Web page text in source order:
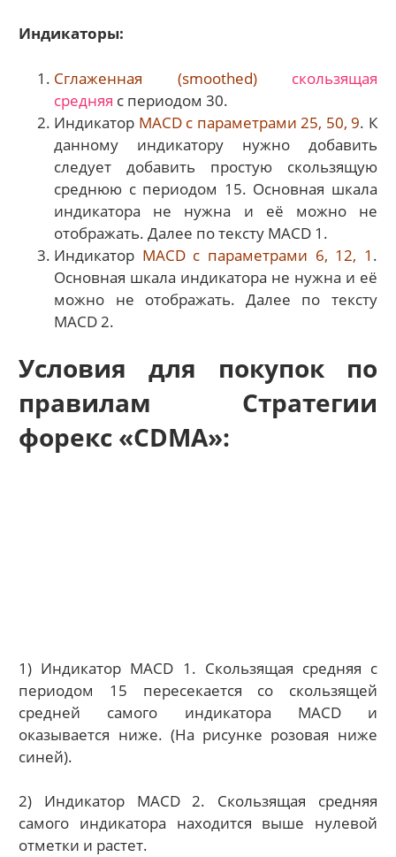
Индикаторы:
Сглаженная (smoothed) скользящая
средняя с периодом 30.
Индикатор MACD с параметрами 25, 50, 9. К
данному индикатору нужно добавить
следует добавить простую скользящую
среднюю с периодом 15. Основная шкала
индикатора не нужна и её можно не
отображать. Далее по тексту MACD 1.
Индикатор MACD с параметрами 6, 12, 1 .
Основная шкала индикатора не нужна и её
можно не отображать. Далее по тексту
MACD 2.
Условия для покупок по
правилам Стратегии
форекс «CDMA»:
1) Индикатор MACD 1. Скользящая средняя с
периодом 15 пересекается со скользящей
средней самого индикатора MACD и
оказывается ниже. (На рисунке розовая ниже
синей).
2) Индикатор MACD 2. Скользящая средняя
самого индикатора находится выше нулевой
отметки и растет.